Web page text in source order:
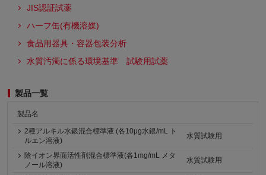
JIS認証試薬
ハーフ缶(有機溶媒)
食品用器具・容器包装分析
水質汚濁に係る環境基準 試験用試薬
製品一覧
製品名
2種アルキル水銀混合標準液 (各10μg水銀/mL ト
ルエン溶液)
水質試験用
陰イオン界面活性剤混合標準液(各1mg/mL メタ
ノール溶液)
水質試験用